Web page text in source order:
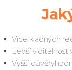
Více kladných
Lepší viditelnost
Vyšší